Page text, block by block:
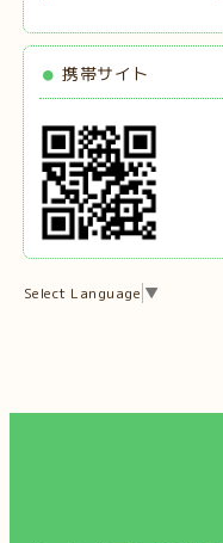
携帯サイト
Select Language ▼